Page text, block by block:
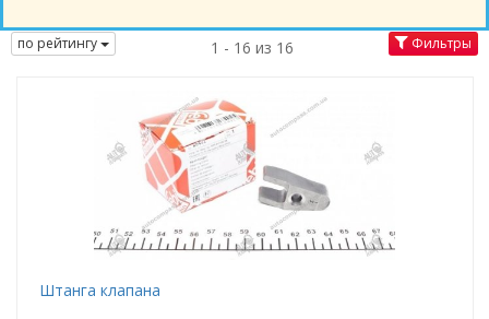
по рейтингу 1 - 16 из 16 Фильтры
Штанга клапана